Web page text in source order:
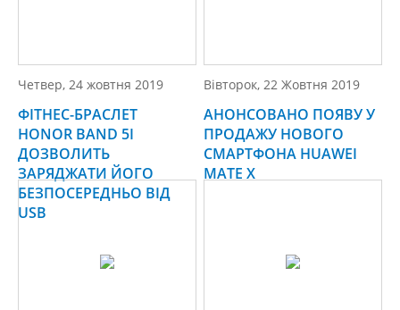
Четвер, 24 жовтня 2019
ФІТНЕС-БРАСЛЕТ
HONOR BAND 5I
ДОЗВОЛИТЬ
ЗАРЯДЖАТИ ЙОГО
БЕЗПОСЕРЕДНЬО ВІД
USB
Вівторок, 22 Жовтня 2019
АНОНСОВАНО ПОЯВУ У
ПРОДАЖУ НОВОГО
СМАРТФОНА HUAWEI
MATE X